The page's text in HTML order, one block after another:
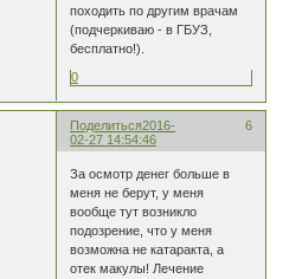
походить по другим врачам
(подчеркиваю - в ГБУЗ,
бесплатно!).
0
Поделиться 6
2016-
02-27 14:54:46
За осмотр денег больше в
меня не берут, у меня
вообще тут возникло
подозрение, что у меня
возможна не катаракта, а
отек макулы! Лечение